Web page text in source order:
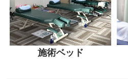
施術ベッド